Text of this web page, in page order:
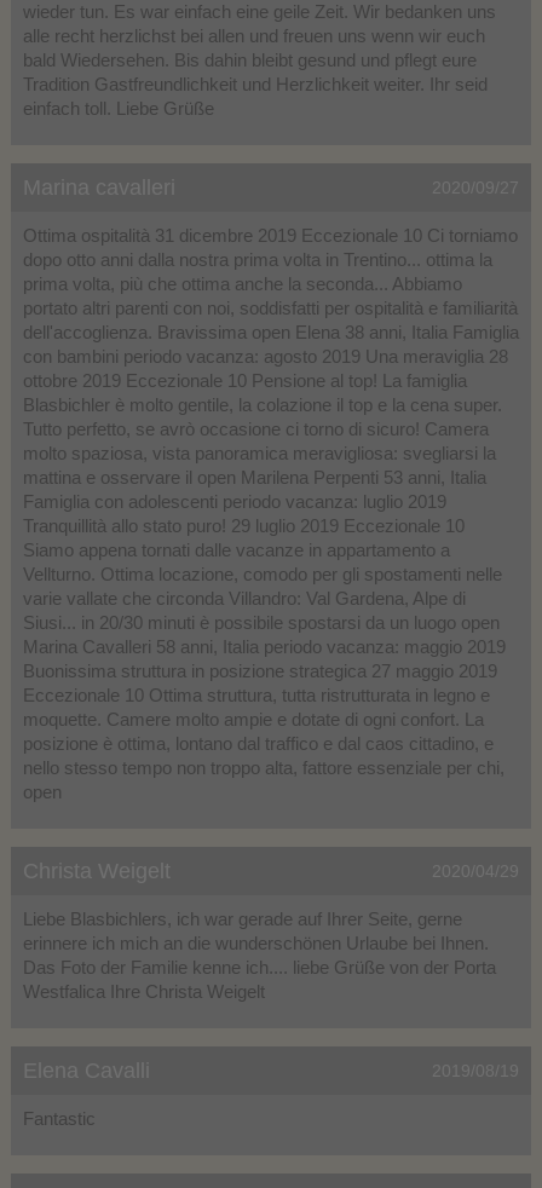
wieder tun. Es war einfach eine geile Zeit. Wir bedanken uns
alle recht herzlichst bei allen und freuen uns wenn wir euch
bald Wiedersehen. Bis dahin bleibt gesund und pflegt eure
Tradition Gastfreundlichkeit und Herzlichkeit weiter. Ihr seid
einfach toll. Liebe Grüße
Marina cavalleri 2020/09/27
Ottima ospitalità 31 dicembre 2019 Eccezionale 10 Ci torniamo
dopo otto anni dalla nostra prima volta in Trentino... ottima la
prima volta, più che ottima anche la seconda... Abbiamo
portato altri parenti con noi, soddisfatti per ospitalità e familiarità
dell'accoglienza. Bravissima open Elena 38 anni, Italia Famiglia
con bambini periodo vacanza: agosto 2019 Una meraviglia 28
ottobre 2019 Eccezionale 10 Pensione al top! La famiglia
Blasbichler è molto gentile, la colazione il top e la cena super.
Tutto perfetto, se avrò occasione ci torno di sicuro! Camera
molto spaziosa, vista panoramica meravigliosa: svegliarsi la
mattina e osservare il open Marilena Perpenti 53 anni, Italia
Famiglia con adolescenti periodo vacanza: luglio 2019
Tranquillità allo stato puro! 29 luglio 2019 Eccezionale 10
Siamo appena tornati dalle vacanze in appartamento a
Vellturno. Ottima locazione, comodo per gli spostamenti nelle
varie vallate che circonda Villandro: Val Gardena, Alpe di
Siusi... in 20/30 minuti è possibile spostarsi da un luogo open
Marina Cavalleri 58 anni, Italia periodo vacanza: maggio 2019
Buonissima struttura in posizione strategica 27 maggio 2019
Eccezionale 10 Ottima struttura, tutta ristrutturata in legno e
moquette. Camere molto ampie e dotate di ogni confort. La
posizione è ottima, lontano dal traffico e dal caos cittadino, e
nello stesso tempo non troppo alta, fattore essenziale per chi,
open
Christa Weigelt 2020/04/29
Liebe Blasbichlers, ich war gerade auf Ihrer Seite, gerne
erinnere ich mich an die wunderschönen Urlaube bei Ihnen.
Das Foto der Familie kenne ich.... liebe Grüße von der Porta
Westfalica Ihre Christa Weigelt
Elena Cavalli 2019/08/19
Fantastic